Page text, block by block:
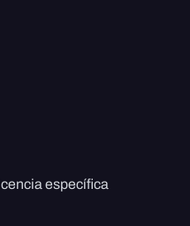
específica